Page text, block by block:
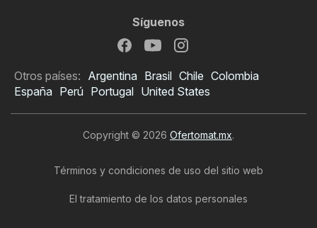
Síguenos
Otros países: Argentina Brasil Chile Colombia
España Perú Portugal United States
Copyright © 2026 Ofertomat.mx.
Términos y condiciones de uso del sitio web
El tratamiento de los datos personales